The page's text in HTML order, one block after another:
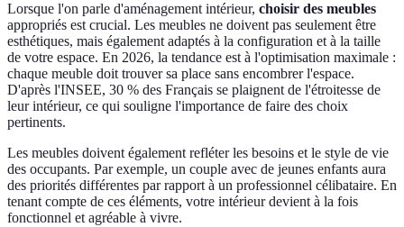
Lorsque l'on parle d'aménagement intérieur, choisir des meubles
appropriés est crucial. Les meubles ne doivent pas seulement être
esthétiques, mais également adaptés à la configuration et à la taille
de votre espace. En 2026, la tendance est à l'optimisation maximale :
chaque meuble doit trouver sa place sans encombrer l'espace.
D'après l'INSEE, 30 % des Français se plaignent de l'étroitesse de
leur intérieur, ce qui souligne l'importance de faire des choix
pertinents.
Les meubles doivent également refléter les besoins et le style de vie
des occupants. Par exemple, un couple avec de jeunes enfants aura
des priorités différentes par rapport à un professionnel célibataire. En
tenant compte de ces éléments, votre intérieur devient à la fois
fonctionnel et agréable à vivre.